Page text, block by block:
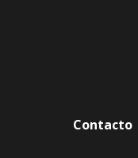
Contacto